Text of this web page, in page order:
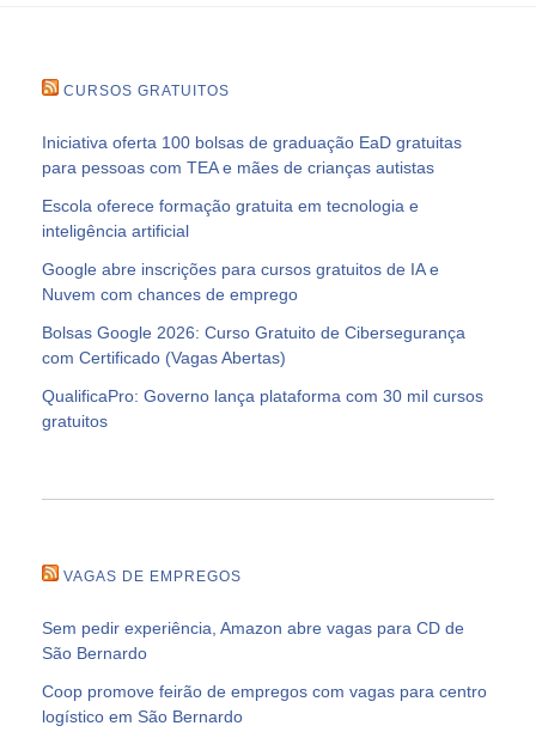
CURSOS GRATUITOS
Iniciativa oferta 100 bolsas de graduação EaD gratuitas
para pessoas com TEA e mães de crianças autistas
Escola oferece formação gratuita em tecnologia e
inteligência artificial
Google abre inscrições para cursos gratuitos de IA e
Nuvem com chances de emprego
Bolsas Google 2026: Curso Gratuito de Cibersegurança
com Certificado (Vagas Abertas)
QualificaPro: Governo lança plataforma com 30 mil cursos
gratuitos
VAGAS DE EMPREGOS
Sem pedir experiência, Amazon abre vagas para CD de
São Bernardo
Coop promove feirão de empregos com vagas para centro
logístico em São Bernardo